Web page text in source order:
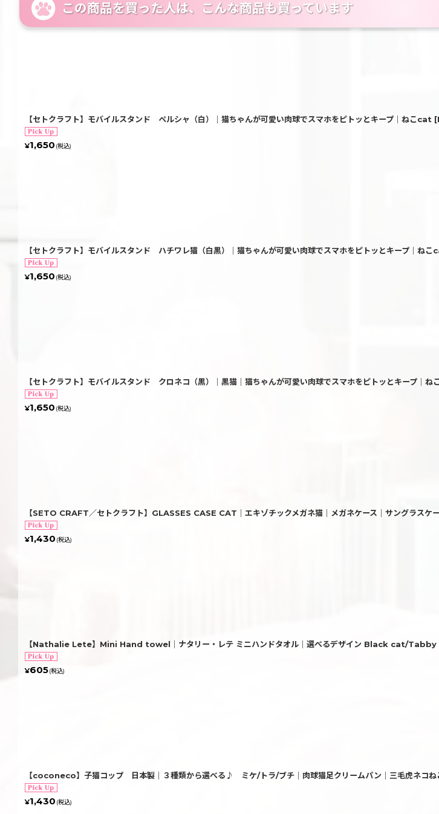
この商品を買った人は、こんな商品も買っています
【セトクラフト】モバイルスタンド ペルシャ（白）｜猫ちゃんが可愛い肉球でスマホをピトッとキープ｜ねこcat [
¥1,650 (税込)
【セトクラフト】モバイルスタンド ハチワレ猫（白黒）｜猫ちゃんが可愛い肉球でスマホをピトッとキープ｜ねこ
¥1,650 (税込)
【セトクラフト】モバイルスタンド クロネコ（黒）｜黒猫｜猫ちゃんが可愛い肉球でスマホをピトッとキープ｜ね
¥1,650 (税込)
【SETO CRAFT／セトクラフト】GLASSES CASE CAT｜エキゾチックメガネ猫｜メガネケース｜サングラスケ
¥1,430 (税込)
【Nathalie Lete】Mini Hand towel｜ナタリー・レテ ミニハンドタオル｜選べるデザイン Black cat/Tabby
¥605(税込)
【coconeco】子猫コップ 日本製｜３種類から選べる♪ ミケ/トラ/ブチ｜肉球猫足クリームパン｜三毛虎ネコね
¥1,430 (税込)